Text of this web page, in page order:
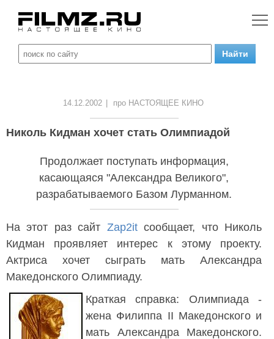
14.12.2002 про НАСТОЯЩЕЕ КИНО
Николь Кидман хочет стать Олимпиадой
Продолжает поступать информация,
касающаяся "Александра Великого",
разрабатываемого Базом Лурманном.
На этот раз сайт Zap2itсообщает, что Николь
Кидман проявляет интерес к этому проекту.
Актриса хочет сыграть мать Александра
Македонского Олимпиаду.
Краткая справка: Олимпиада -
жена Филиппа II Македонского и
мать Александра Македонского.